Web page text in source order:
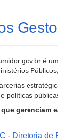
é
políticas
gerenciam
- Diretoria de